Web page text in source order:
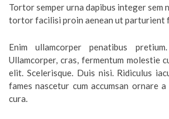
Tortor semper urna dapibus integer sem
tortor facilisi proin aenean ut parturient
Enim ullamcorper penatibus
Ullamcorper, cras, fermentum molestie
elit. Scelerisque. Duis nisi. Ridiculus
fames nascetur cum accumsan ornare
cura.